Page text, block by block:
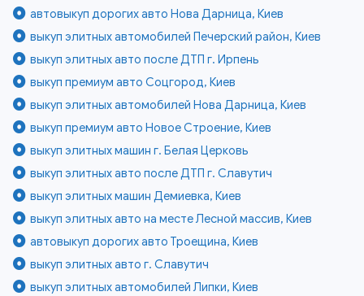
автовыкуп дорогих авто Нова Дарница, Киев
выкуп элитных автомобилей Печерский район, Киев
выкуп элитных авто после ДТП г. Ирпень
выкуп премиум авто Соцгород, Киев
выкуп элитных автомобилей Нова Дарница, Киев
выкуп премиум авто Новое Строение, Киев
выкуп элитных машин г. Белая Церковь
выкуп элитных авто после ДТП г. Славутич
выкуп элитных машин Демиевка, Киев
выкуп элитных авто на месте Лесной массив, Киев
автовыкуп дорогих авто Троещина, Киев
выкуп элитных авто г. Славутич
выкуп элитных автомобилей Липки, Киев